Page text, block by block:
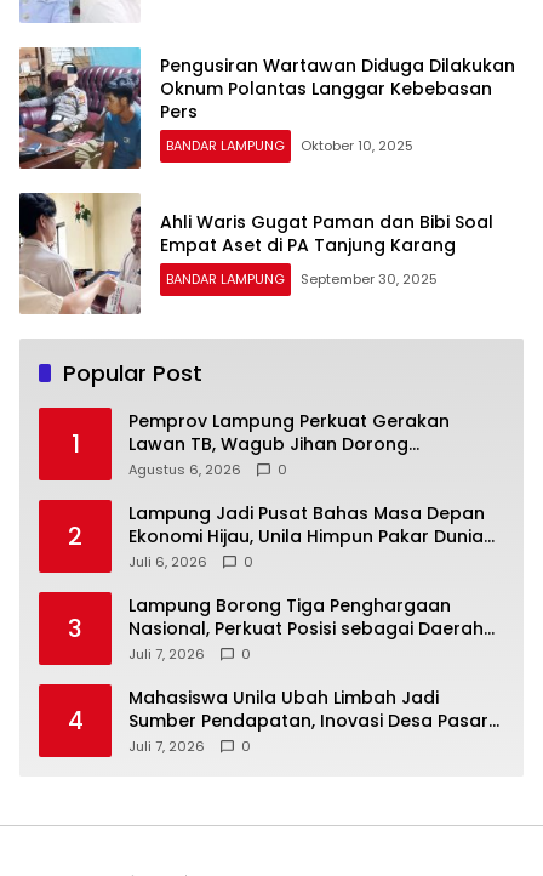
Pengusiran Wartawan Diduga Dilakukan
Oknum Polantas Langgar Kebebasan
Pers
BANDAR LAMPUNG Oktober 10, 2025
Ahli Waris Gugat Paman dan Bibi Soal
Empat Aset di PA Tanjung Karang
BANDAR LAMPUNG September 30, 2025
Popular Post
1
Pemprov Lampung Perkuat Gerakan
Lawan TB, Wagub Jihan Dorong
Penemuan Kasus Lebih Cepat dan Tuntas
Agustus 6, 2026 0
2
Lampung Jadi Pusat Bahas Masa Depan
Ekonomi Hijau, Unila Himpun Pakar Dunia
Lewat IRSA ke-21
Juli 6, 2026 0
3
Lampung Borong Tiga Penghargaan
Nasional, Perkuat Posisi sebagai Daerah
Penggerak Ekonomi Syariah
Juli 7, 2026 0
4
Mahasiswa Unila Ubah Limbah Jadi
Sumber Pendapatan, Inovasi Desa Pasar
Krui Raih Pengakuan Nasional
Juli 7, 2026 0